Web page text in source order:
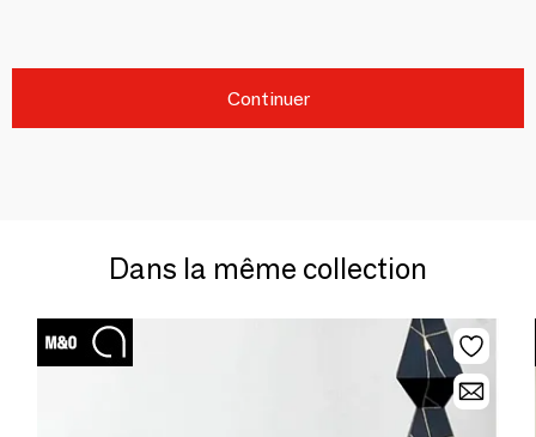
Continuer
Dans la même collection